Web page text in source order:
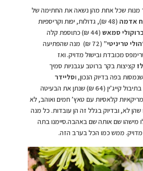
מנות שכל אחת מהן נשאה את החתימה של
אדמה
(48 ₪), גדולות, יפות וקריספיות
סמאש
(44 ₪) כתוספת קלה
טריניטי”
(72 ₪) מנה שהפתיעה
מכובדת ובישול מדויק. ואז
קציצות בקר ברוטב עגבניות סמיך
סליידר
מוקפצים בתיבול קייג’ין (64 ₪) שנתן את הבעיטה
קלאסיות עם טאץ’ חמים ואוהב, לא
לא, ובדיוק בגלל זה הן עובדות. כל מנה
מישהו שם אותה שם באהבה.סיימנו בתה
ממש כמו הכל בערב הזה.